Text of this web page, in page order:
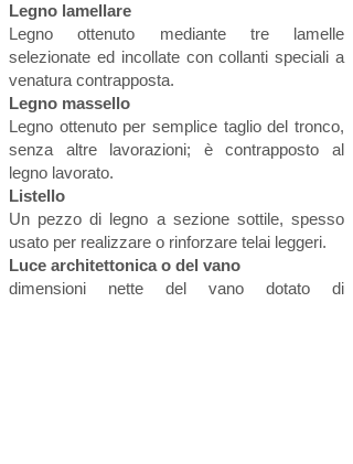
Legno lamellare
Legno ottenuto mediante tre lamelle
selezionate ed incollate con collanti speciali a
venatura contrapposta.
Legno massello
Legno ottenuto per semplice taglio del tronco,
senza altre lavorazioni; è contrapposto al
legno lavorato.
Listello
Un pezzo di legno a sezione sottile, spesso
usato per realizzare o rinforzare telai leggeri.
Luce architettonica o del vano
dimensioni nette del vano dotato di